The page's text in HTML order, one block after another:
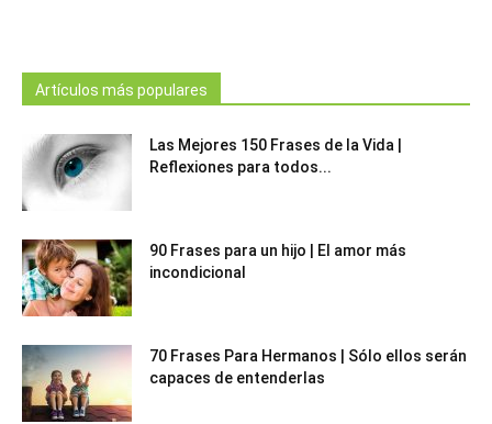
Artículos más populares
Las Mejores 150 Frases de la Vida |
Reflexiones para todos...
90 Frases para un hijo | El amor más
incondicional
70 Frases Para Hermanos | Sólo ellos serán
capaces de entenderlas